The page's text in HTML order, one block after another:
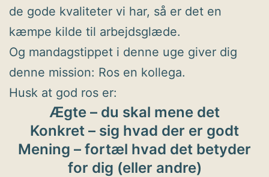
de gode kvaliteter vi har, så er det en
kæmpe kilde til arbejdsglæde.
Og mandagstippet i denne uge giver dig
denne mission: Ros en kollega.
Husk at god ros er:
Ægte – du skal mene det
Konkret – sig hvad der er godt
Mening – fortæl hvad det betyder
for dig (eller andre)